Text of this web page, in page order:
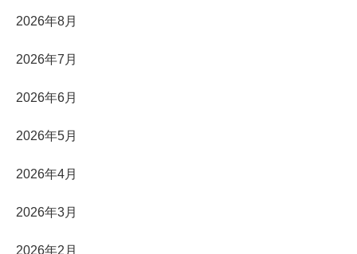
2026年8月
2026年7月
2026年6月
2026年5月
2026年4月
2026年3月
2026年2月